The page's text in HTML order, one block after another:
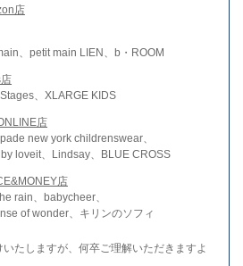
店
、petit main LIEN、b・ROOM
、XLARGE KIDS
店
new york childrenswear、
loveit、Lindsay、BLUE CROSS
店
rain、babycheer、
of wonder、キリンのソフィ
たしますが、何卒ご理解いただきますよ